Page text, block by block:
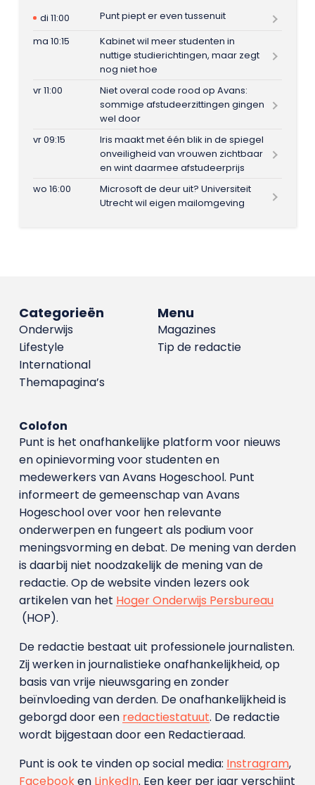
di 11:00
Punt piept er even tussenuit
ma 10:15
Kabinet wil meer studenten in
nuttige studierichtingen, maar zegt
nog niet hoe
vr 11:00
Niet overal code rood op Avans:
sommige afstudeerzittingen gingen
wel door
vr 09:15
Iris maakt met één blik in de spiegel
onveiligheid van vrouwen zichtbaar
en wint daarmee afstudeerprijs
wo 16:00
Microsoft de deur uit? Universiteit
Utrecht wil eigen mailomgeving
Menu
Magazines
Tip de redactie
Categorieën
Onderwijs
Lifestyle
International
Themapagina’s
Colofon
Punt is het onafhankelijke platform voor nieuws
en opinievorming voor studenten en
medewerkers van Avans Hoge­school. Punt
informeert de gemeenschap van Avans
Hogeschool over voor hen relevante
onderwerpen en fungeert als podium voor
meningsvorming en debat. De mening van derden
is daarbij niet noodzakelijk de mening van de
redactie. Op de website vinden lezers ook
artikelen van het Hoger Onderwijs Persbureau
(HOP).
De redactie bestaat uit professionele journalisten.
Zij werken in journalistieke onafhankelijkheid, op
basis van vrije nieuwsgaring en zonder
beïnvloeding van derden. De onafhankelijkheid is
geborgd door een redactiestatuut. De redactie
wordt bijgestaan door een Redactieraad.
Punt is ook te vinden op social media: Instragram,
Facebooken LinkedIn. Een keer per jaar verschijnt